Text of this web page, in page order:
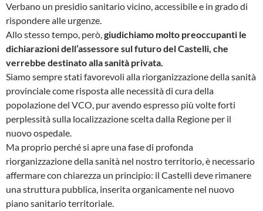
Verbano un presidio sanitario vicino, accessibile e in grado di
rispondere alle urgenze.
Allo stesso tempo, però,giudichiamo molto preoccupanti le
dichiarazioni dell’assessore sul futuro del Castelli, che
verrebbe destinato alla sanità privata.
Siamo sempre stati favorevoli alla riorganizzazione della sanità
provinciale come risposta alle necessità di cura della
popolazione del VCO, pur avendo espresso più volte forti
perplessità sulla localizzazione scelta dalla Regione per il
nuovo ospedale.
Ma proprio perché si apre una fase di profonda
riorganizzazione della sanità nel nostro territorio, è necessario
affermare con chiarezza un principio: il Castelli deve rimanere
una struttura pubblica, inserita organicamente nel nuovo
piano sanitario territoriale.